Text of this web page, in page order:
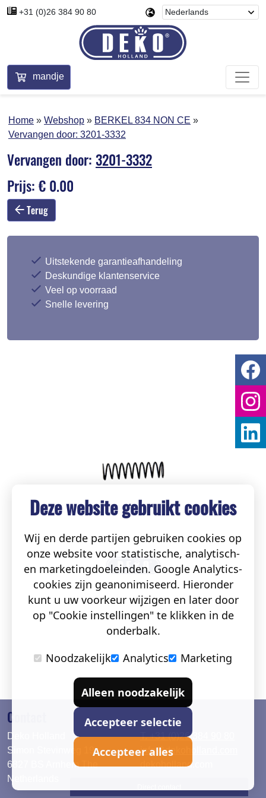
+31 (0)26 384 90 80
mandje
Home Webshop
BERKEL 834 NON CE
Vervangen door: 3201-3332
Vervangen door: 3201-3332
Prijs: € 0.00
Terug
Uitstekende garantieafhandeling
Deskundige klantenservice
Veel op voorraad
Snelle levering
Contact
Deko Holland
Simon Stevinweg 19
6827 BS Arnhem The
Netherlands
T. +31 (0)26 384 90 80
info@dekoholland.com
dekoholland.com
Deze website gebruikt cookies
Wij en derde partijen gebruiken cookies op
onze website voor statistische, analytisch-
en marketingdoeleinden. Google Analytics-
cookies zijn geanonimiseerd. Hieronder
kunt u uw voorkeur wijzigen en later door
op "Cookie instellingen" te klikken in de
onderbalk.
Noodzakelijk
Analytics Marketing
Alleen noodzakelijk
Accepteer selectie
Accepteer alles